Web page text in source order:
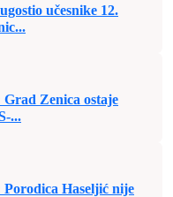
učesnike 12.
Zenica ostaje
...
Haseljić nije